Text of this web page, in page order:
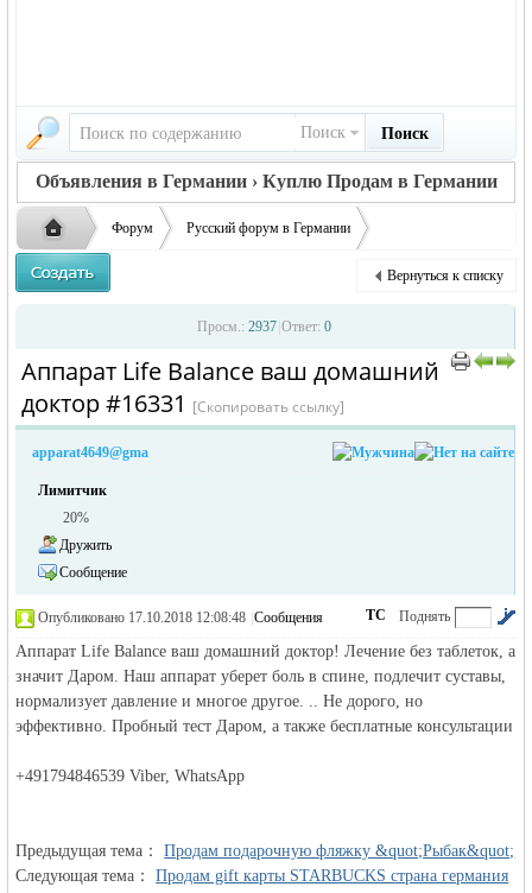
Поиск Поиск
Объявления в Германии › Куплю Продам в Германии
жизнь и
Форум Русский форум в Германии
Объявления в Германии
›
Аппарат Life Balance ваш домашний доктор
Вернуться к списку
Просм.: 2937 Ответ: 0
Аппарат Life Balance ваш домашний
доктор #16331 [Скопировать ссылку]
apparat4649@gma
Лимитчик
20%
Дружить
Сообщение
Поднять
ТС
Опубликовано 17.10.2018 12:08:48 Сообщения
Аппарат Life Balance ваш домашний доктор! Лечение без таблеток, а
значит Даром. Наш аппарат уберет боль в спине, подлечит суставы,
нормализует давление и многое другое. .. Не дорого, но
эффективно. Пробный тест Даром, а также бесплатные консультации
+491794846539 Viber, WhatsApp
Предыдущая тема：Продам подарочную фляжку &quot;Рыбак&quot;
Следующая тема：Продам gift карты STARBUCKS страна германия